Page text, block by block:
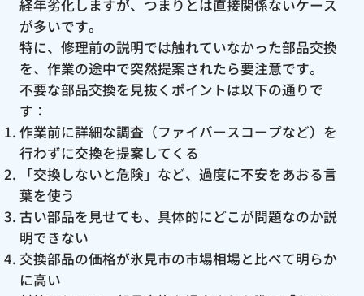
経年劣化しますが、つまりとは直接関係ないケース
が多いです。
特に、修理前の説明では触れていなかった部品交換
を、作業の途中で突然提案されたら要注意です。
不要な部品交換を見抜くポイントは以下の通りで
す：
作業前に詳細な調査（ファイバースコープなど）を
行わずに交換を提案してくる
「交換しないと危険」など、過度に不安をあおる言
葉を使う
古い部品を見せても、具体的にどこが問題なのか説
明できない
交換部品の価格が氷見市の市場相場と比べて明らか
に高い